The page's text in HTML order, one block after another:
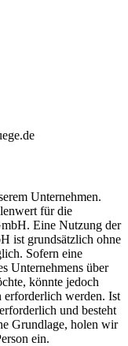
Unternehmen.
für die
Eine Nutzung der
ist grundsätzlich ohne
Sofern eine
Unternehmens über
könnte jedoch
erforderlich werden. Ist
und besteht
Grundlage, holen wir
ein.